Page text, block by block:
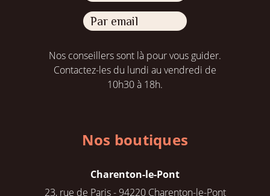
Par email
Nos conseillers sont là pour vous guider.
Contactez-les du lundi au vendredi de
10h30 à 18h.
Nos boutiques
Charenton-le-Pont
23, rue de Paris - 94220 Charenton-le-Pont